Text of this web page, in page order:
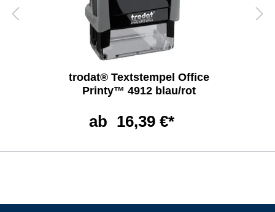
trodat® Textstempel Office
Printy™ 4912 blau/rot
ab 16,39 €*